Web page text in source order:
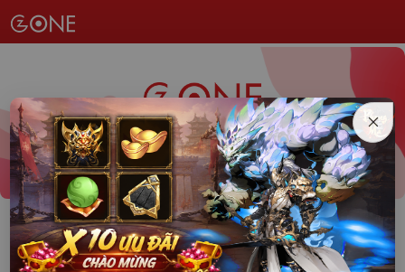
CHỌN GAME ĐĂNG NHẬP